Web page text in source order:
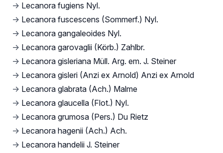
→ Lecanora fugiens Nyl.
→ Lecanora fuscescens (Sommerf.) Nyl.
→ Lecanora gangaleoides Nyl.
→ Lecanora garovaglii (Körb.) Zahlbr.
→ Lecanora gisleriana Müll. Arg. em. J. Steiner
→ Lecanora gisleri (Anzi ex Arnold) Anzi ex Arnold
→ Lecanora glabrata (Ach.) Malme
→ Lecanora glaucella (Flot.) Nyl.
→ Lecanora grumosa (Pers.) Du Rietz
→ Lecanora hagenii (Ach.) Ach.
→ Lecanora handelii J. Steiner